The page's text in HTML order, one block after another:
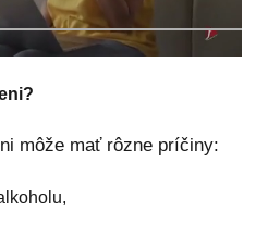
môže mať rôzne príčiny: